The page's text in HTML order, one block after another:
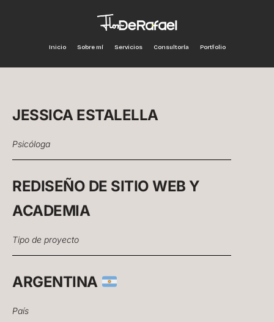
Inicio Sobre mí Servicios Consultoría Portfolio
JESSICA ESTALELLA
Psicóloga
REDISEÑO DE SITIO WEB Y
ACADEMIA
Tipo de proyecto
ARGENTINA
País